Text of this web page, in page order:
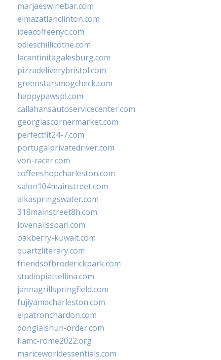
marjaeswinebar.com
elmazatlanclinton.com
ideacoffeenyc.com
odieschillicothe.com
lacantinitagalesburg.com
pizzadeliverybristol.com
greenstarsmogcheck.com
happypawspl.com
callahansautoservicecenter.com
georgiascornermarket.com
perfectfit24-7.com
portugalprivatedriver.com
von-racer.com
coffeeshopcharleston.com
salon104mainstreet.com
alkaspringswater.com
318mainstreet8h.com
lovenailsspari.com
oakberry-kuwait.com
quartzliterary.com
friendsofbroderickpark.com
studiopiattellina.com
jannagrillspringfield.com
fujiyamacharleston.com
elpatronchardon.com
donglaishun-order.com
fiamc-rome2022.org
mariceworldessentials.com